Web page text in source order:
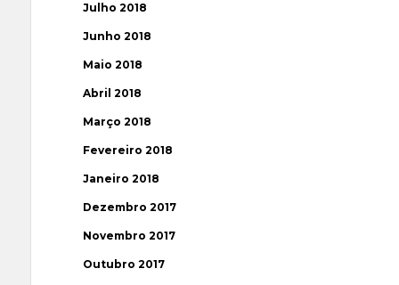
Julho 2018
Junho 2018
Maio 2018
Abril 2018
Março 2018
Fevereiro 2018
Janeiro 2018
Dezembro 2017
Novembro 2017
Outubro 2017